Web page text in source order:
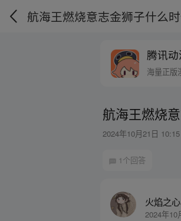
航海王燃烧意志金狮子什么
腾讯
海量正版
航海王燃烧
2024年10月21日 10:15
1个回答
火焰之心
2024年10